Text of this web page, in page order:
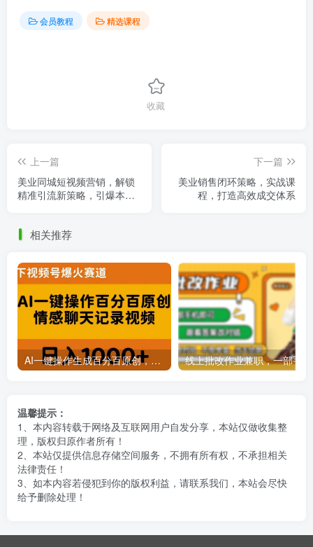
会员教程 精选课程
收藏
上一篇
美业同城短视频营销，解锁
精准引流新策略，引爆本地
下一篇
美业销售闭环策略，实战课
程，打造高效成交体系
相关推荐
AI一键操作生成百分百原创，揭秘情感聊天记录视频，当下视频号爆火新赛道
温馨提示：
1、本内容转载于网络及互联网用户自发分享，本站仅做收集整
理，版权归原作者所有！
2、本站仅提供信息存储空间服务，不拥有所有权，不承担相关
法律责任！
3、如本内容若侵犯到你的版权利益，请联系我们，本站会尽快
给予删除处理！